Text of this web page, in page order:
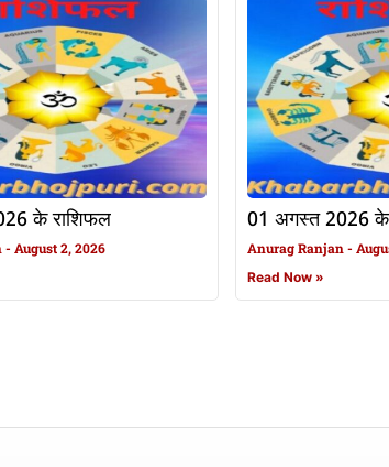
के राशिफल
August 2, 2026
01 अगस्त 2026 के
Anurag Ranjan
Read Now »